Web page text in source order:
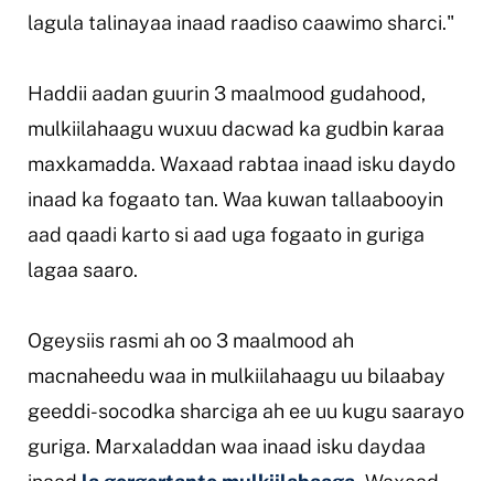
lagula talinayaa inaad raadiso caawimo sharci."
Haddii aadan guurin 3 maalmood gudahood,
mulkiilahaagu wuxuu dacwad ka gudbin karaa
maxkamadda. Waxaad rabtaa inaad isku daydo
inaad ka fogaato tan. Waa kuwan tallaabooyin
aad qaadi karto si aad uga fogaato in guriga
lagaa saaro.
Ogeysiis rasmi ah oo 3 maalmood ah
macnaheedu waa in mulkiilahaagu uu bilaabay
geeddi-socodka sharciga ah ee uu kugu saarayo
guriga. Marxaladdan waa inaad isku daydaa